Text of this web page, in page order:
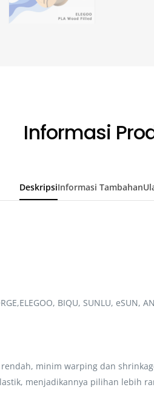
Informasi
DeskripsiInformasi Tambahan
BIQU, SUNLU, eSUN,
minim warping dan
menjadikannya pilihan lebih